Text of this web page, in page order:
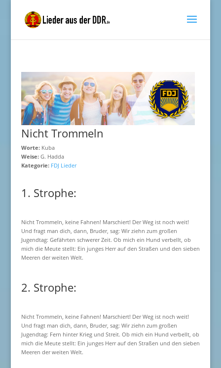
Nicht Trommeln
Worte:Kuba
Weise:G. Hadda
Kategorie: FDJ Lieder
1. Strophe:
Nicht Trommeln, keine Fahnen! Marschiert! Der Weg ist noch weit!
Und fragt man dich, dann, Bruder, sag: Wir ziehn zum großen
Jugendtag: Gefährten schwerer Zeit. Ob mich ein Hund verbellt, ob
mich die Meute stellt: Ein junges Herr auf den Straßen und den sieben
Meeren der weiten Welt.
2. Strophe:
Nicht Trommeln, keine Fahnen! Marschiert! Der Weg ist noch weit!
Und fragt man dich, dann, Bruder, sag: Wir ziehn zum großen
Jugendtag: Fern hinter Krieg und Streit. Ob mich ein Hund verbellt, ob
mich die Meute stellt: Ein junges Herr auf den Straßen und den sieben
Meeren der weiten Welt.